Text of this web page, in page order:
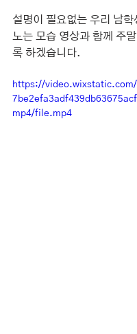
설명이 필요없는 우리 남학
노는 모습 영상과 함께 주
록 하겠습니다.
https://
mp4/file.mp4